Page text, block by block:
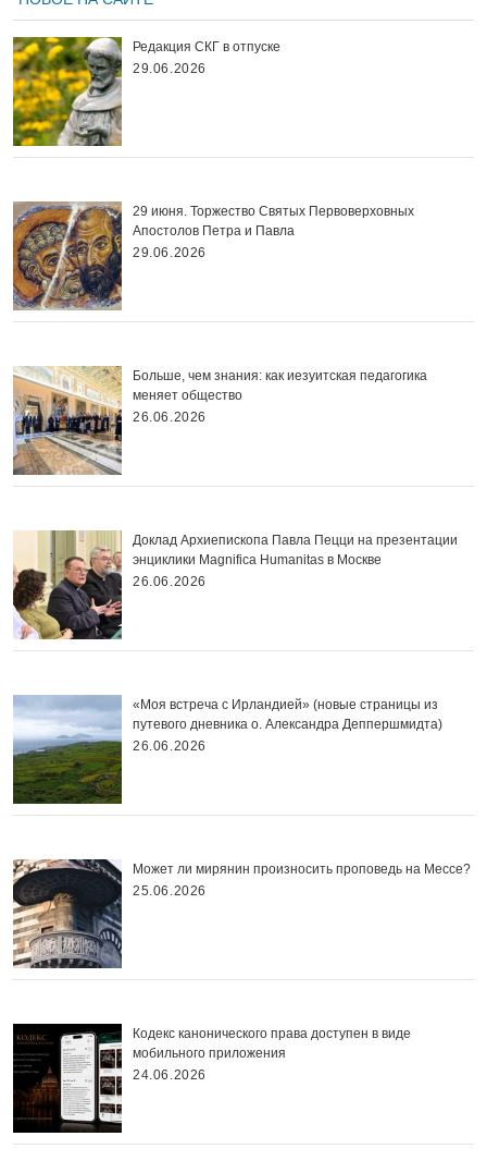
Редакция СКГ в отпуске
29.06.2026
29 июня. Торжество Святых Первоверховных
Апостолов Петра и Павла
29.06.2026
Больше, чем знания: как иезуитская педагогика
меняет общество
26.06.2026
Доклад Архиепископа Павла Пецци на презентации
энциклики Magnifica Нumanitas в Москве
26.06.2026
«Моя встреча с Ирландией» (новые страницы из
путевого дневника о. Александра Деппершмидта)
26.06.2026
Может ли мирянин произносить проповедь на Мессе?
25.06.2026
Кодекс канонического права доступен в виде
мобильного приложения
24.06.2026